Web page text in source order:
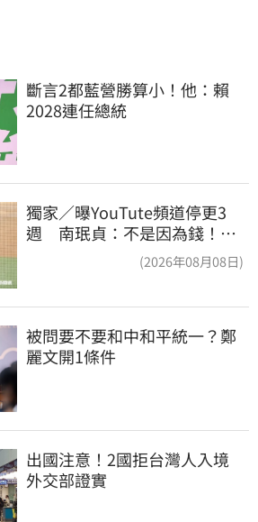
斷言2都藍營勝算小！他：賴
2028連任總統
獨家／曝YouTute頻道停更3
週 南珉貞：不是因為錢！粉
絲這句讓她不放棄(2026年08月08日)
被問要不要和中和平統一？鄭
麗文開1條件
出國注意！2國拒台灣人入境
外交部證實